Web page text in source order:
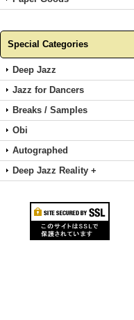
Special Categories
Deep Jazz
Jazz for Dancers
Breaks / Samples
Obi
Autographed
Deep Jazz Reality +